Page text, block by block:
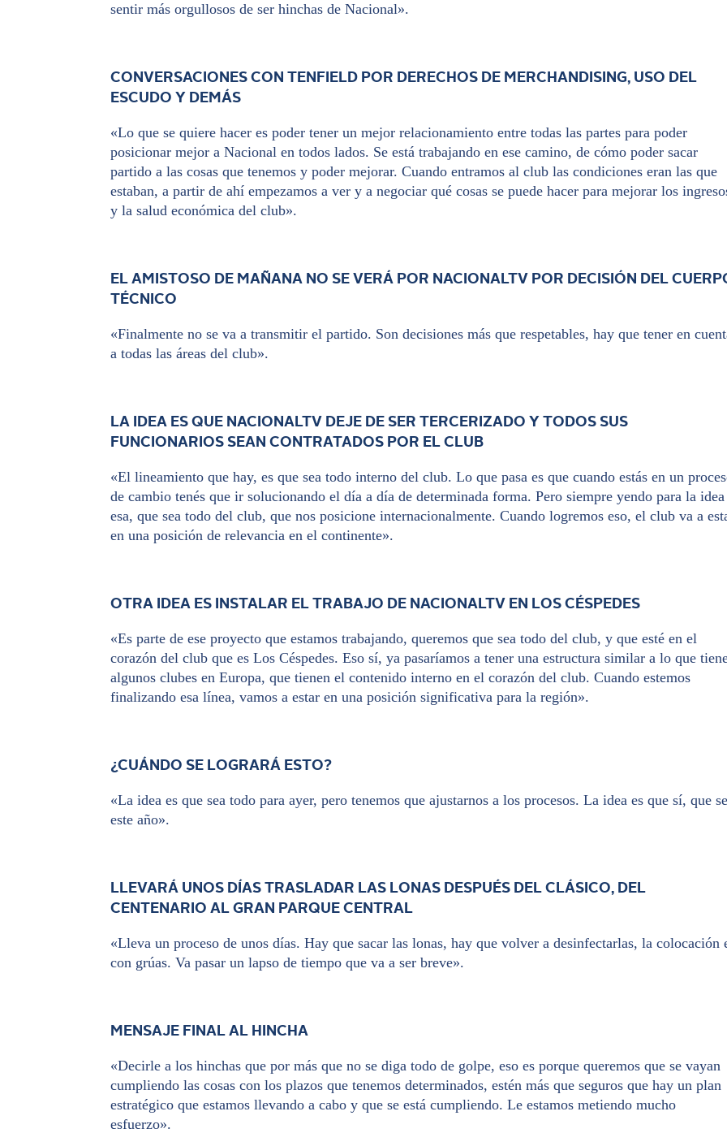
sentir más orgullosos de ser hinchas de Nacional».
CONVERSACIONES CON TENFIELD POR DERECHOS DE MERCHANDISING, USO DEL
ESCUDO Y DEMÁS
«Lo que se quiere hacer es poder tener un mejor relacionamiento entre todas las partes para poder
posicionar mejor a Nacional en todos lados. Se está trabajando en ese camino, de cómo poder sacar
partido a las cosas que tenemos y poder mejorar. Cuando entramos al club las condiciones eran las que
estaban, a partir de ahí empezamos a ver y a negociar qué cosas se puede hacer para mejorar los
y la salud económica del club».
EL AMISTOSO DE MAÑANA NO SE VERÁ POR NACIONALTV POR DECISIÓN DEL
TÉCNICO
«Finalmente no se va a transmitir el partido. Son decisiones más que respetables, hay que tener en
a todas las áreas del club».
LA IDEA ES QUE NACIONALTV DEJE DE SER TERCERIZADO Y TODOS SUS
FUNCIONARIOS SEAN CONTRATADOS POR EL CLUB
«El lineamiento que hay, es que sea todo interno del club. Lo que pasa es que cuando estás en un
de cambio tenés que ir solucionando el día a día de determinada forma. Pero siempre yendo para la idea
esa, que sea todo del club, que nos posicione internacionalmente. Cuando logremos eso, el club va a
en una posición de relevancia en el continente».
OTRA IDEA ES INSTALAR EL TRABAJO DE NACIONALTV EN LOS CÉSPEDES
«Es parte de ese proyecto que estamos trabajando, queremos que sea todo del club, y que esté en el
corazón del club que es Los Céspedes. Eso sí, ya pasaríamos a tener una estructura similar a lo que
algunos clubes en Europa, que tienen el contenido interno en el corazón del club. Cuando estemos
finalizando esa línea, vamos a estar en una posición significativa para la región».
¿CUÁNDO SE LOGRARÁ ESTO?
«La idea es que sea todo para ayer, pero tenemos que ajustarnos a los procesos. La idea es que sí, que
este año».
LLEVARÁ UNOS DÍAS TRASLADAR LAS LONAS DESPUÉS DEL CLÁSICO, DEL
CENTENARIO AL GRAN PARQUE CENTRAL
«Lleva un proceso de unos días. Hay que sacar las lonas, hay que volver a desinfectarlas, la colocación
con grúas. Va pasar un lapso de tiempo que va a ser breve».
MENSAJE FINAL AL HINCHA
«Decirle a los hinchas que por más que no se diga todo de golpe, eso es porque queremos que se vayan
cumpliendo las cosas con los plazos que tenemos determinados, estén más que seguros que hay un plan
estratégico que estamos llevando a cabo y que se está cumpliendo. Le estamos metiendo mucho
esfuerzo».